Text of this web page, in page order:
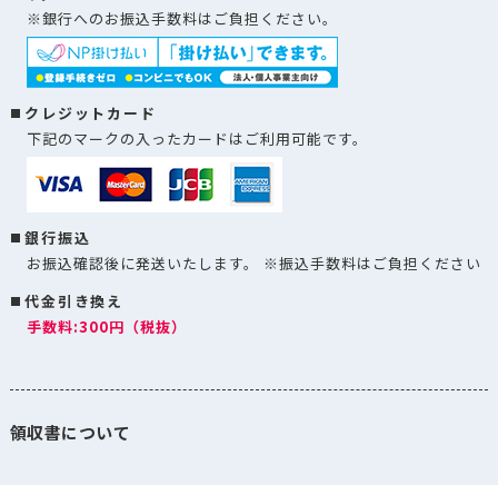
※銀行へのお振込手数料はご負担ください。
クレジットカード
下記のマークの入ったカードはご利用可能です。
銀行振込
お振込確認後に発送いたします。 ※振込手数料はご負担ください
代金引き換え
手数料:300円（税抜）
領収書について